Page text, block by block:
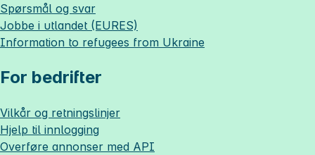
Spørsmål og svar
Jobbe i utlandet (EURES)
Information to refugees from Ukraine
For bedrifter
Vilkår og retningslinjer
Hjelp til innlogging
Overføre annonser med API